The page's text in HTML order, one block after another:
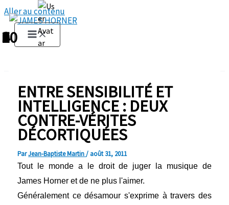
Aller au contenu
ENTRE SENSIBILITÉ ET
INTELLIGENCE : DEUX
CONTRE-VÉRITES
DÉCORTIQUÉES
ParJean-Baptiste Martin/ août 31, 2011
Tout le monde a le droit de juger la musique de
James Horner et de ne plus l'aimer.
Généralement ce désamour s'exprime à travers des
1
2
3
4
5
6
7
8
9
10